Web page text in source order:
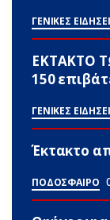
ΓΕΝΙΚΕΣ
ΕΚΤΑΚΤΟ
150
ΓΕΝΙΚΕΣ
Έκτακτο
ΠΟΔΟΣΦΑΙΡΟ